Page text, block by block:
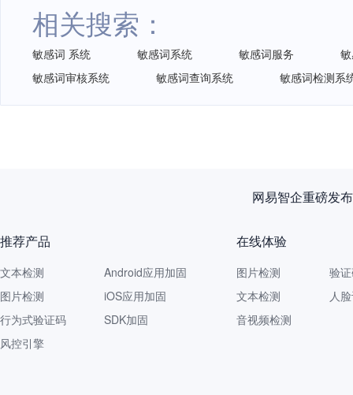
相关搜索：
敏感词 系统 敏感词系统 敏感词服务
敏感词审核系统
敏感词查询系统 敏感词检测系
网易智企重磅发
推荐产品
文本检测
图片检测
行为式验证码
风控引擎
Android应用加固
iOS应用加固
SDK加固
在线体验
图片检测
文本检测
音视频检测
验
人